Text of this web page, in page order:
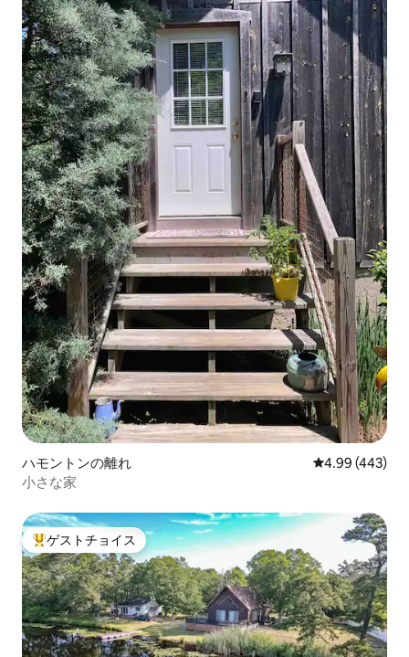
ハモントンの離れ レビュー443
4.99 (443)
小さな家
大好評のゲストチョイスです。
ゲストチョイス